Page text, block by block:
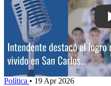
Política • 19 Apr 2026